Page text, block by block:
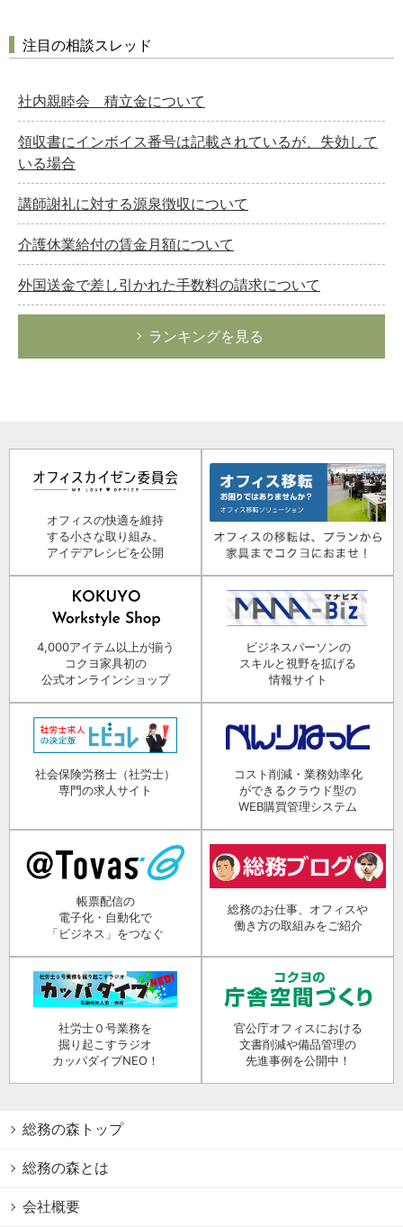
注目の相談スレッド
社内親睦会 積立金について
領収書にインボイス番号は記載されているが、失効して
いる場合
講師謝礼に対する源泉徴収について
介護休業給付の賃金月額について
外国送金で差し引かれた手数料の請求について
ランキングを見る
オフィスの快適を維持
する小さな取り組み。
アイデアレシピを公開
4,000アイテム以上が揃う
コクヨ家具初の
公式オンラインショップ
ビジネスパーソンの
スキルと視野を拡げる
情報サイト
社会保険労務士（社労士）
専門の求人サイト
コスト削減・業務効率化
ができるクラウド型の
WEB購買管理システム
帳票配信の
電子化・自動化で
「ビジネス」をつなぐ
総務のお仕事、オフィスや
働き方の取組みをご紹介
社労士０号業務を
掘り起こすラジオ
カッパダイブNEO！
官公庁オフィスにおける
文書削減や備品管理の
先進事例を公開中！
総務の森トップ
総務の森とは
会社概要